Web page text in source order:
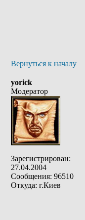
Вернуться к началу
yorick
Модератор
Зарегистрирован:
27.04.2004
Сообщения: 96510
Откуда: г.Киев